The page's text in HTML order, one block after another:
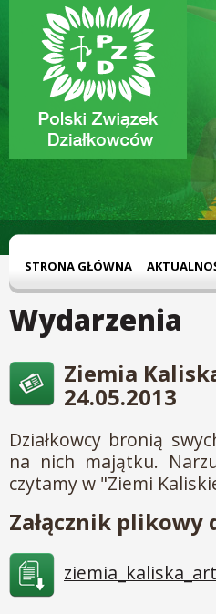
STRONA GŁÓWNA
Wydarzenia
Ziemia
24.05.2013
Działkowcy bronią
na nich majątku.
czytamy w "Ziemi
Załącznik plikowy